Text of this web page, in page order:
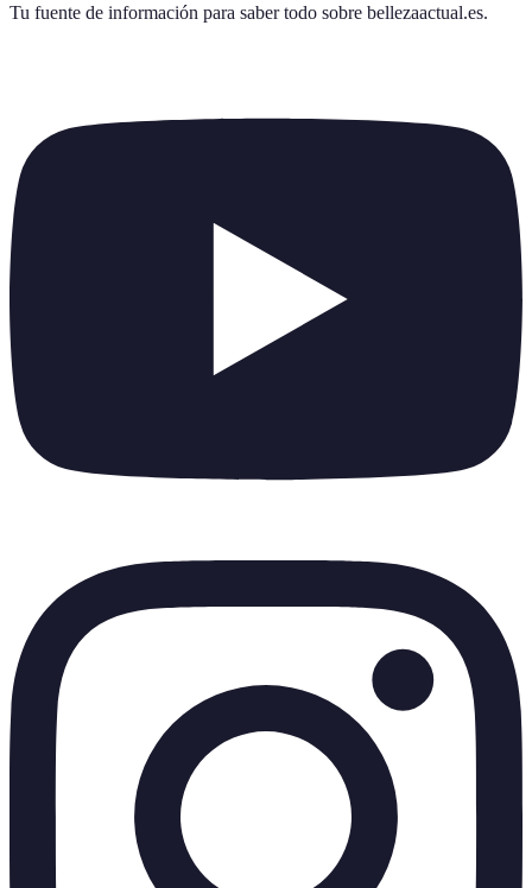
Tu fuente de información para saber todo sobre bellezaactual.es.